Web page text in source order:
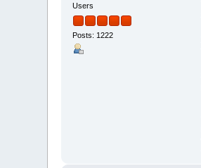
Users
Posts: 1222